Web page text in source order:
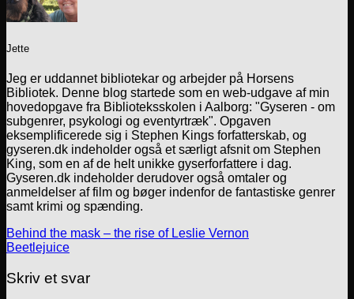
Jette
Jeg er uddannet bibliotekar og arbejder på Horsens
Bibliotek. Denne blog startede som en web-udgave af min
hovedopgave fra Biblioteksskolen i Aalborg: "Gyseren - om
subgenrer, psykologi og eventyrtræk". Opgaven
eksemplificerede sig i Stephen Kings forfatterskab, og
gyseren.dk indeholder også et særligt afsnit om Stephen
King, som en af de helt unikke gyserforfattere i dag.
Gyseren.dk indeholder derudover også omtaler og
anmeldelser af film og bøger indenfor de fantastiske genrer
samt krimi og spænding.
Behind the mask – the rise of Leslie Vernon
Beetlejuice
Skriv et svar